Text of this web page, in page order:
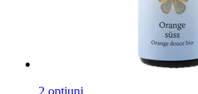
2 opțiuni